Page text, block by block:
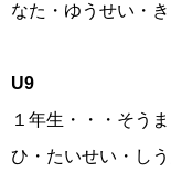
なた・ゆうせい・
U9
１年生・・・そう
ひ・たいせい・し